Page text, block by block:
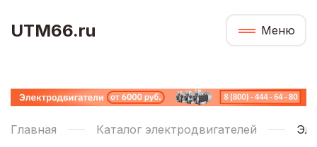
UTM66.ru Меню
Главная Каталог электродвигателей